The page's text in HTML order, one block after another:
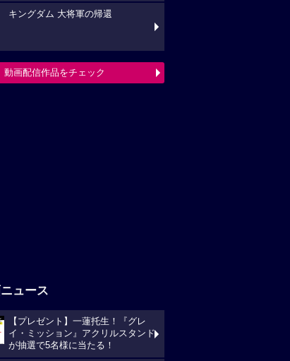
キングダム 大将軍の帰還
動画配信作品をチェック
ュース
【プレゼント】一蓮托生！『グレ
イ・ミッション』アクリルスタンド
が抽選で5名様に当たる！